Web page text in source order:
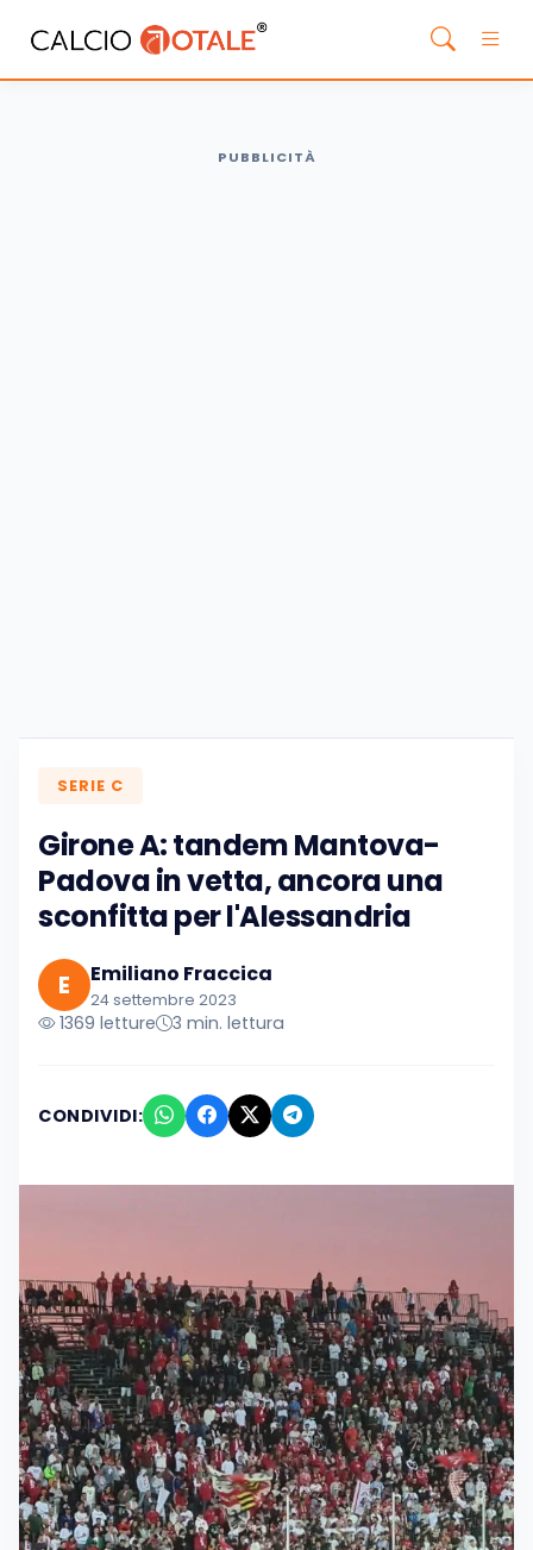
PUBBLICITÀ
SERIE C
Girone A: tandem Mantova-
Padova in vetta, ancora una
sconfitta per l'Alessandria
E Emiliano Fraccica
24 settembre 2023
1369 letture 3 min. lettura
CONDIVIDI: